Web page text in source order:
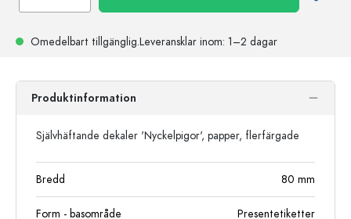
Omedelbart tillgänglig.Leveransklar inom: 1–2 dagar
Produktinformation
Självhäftande dekaler 'Nyckelpigor', papper, flerfärgade
Bredd 80 mm
Form - basområde Presentetiketter